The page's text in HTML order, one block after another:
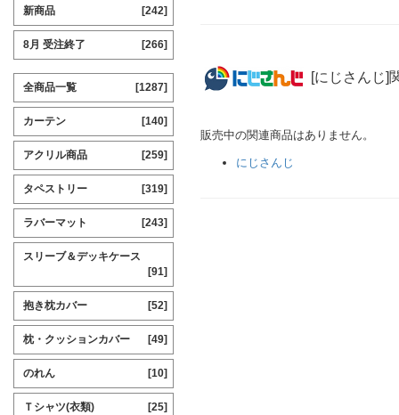
[にじさんじ]
販売中の関連商品はありません。
にじさんじ
新商品 [242]
8月 受注終了 [266]
全商品一覧 [1287]
カーテン [140]
アクリル商品 [259]
タペストリー [319]
ラバーマット [243]
スリーブ＆デッキケース
[91]
抱き枕カバー [52]
枕・クッションカバー [49]
のれん [10]
Ｔシャツ(衣類) [25]